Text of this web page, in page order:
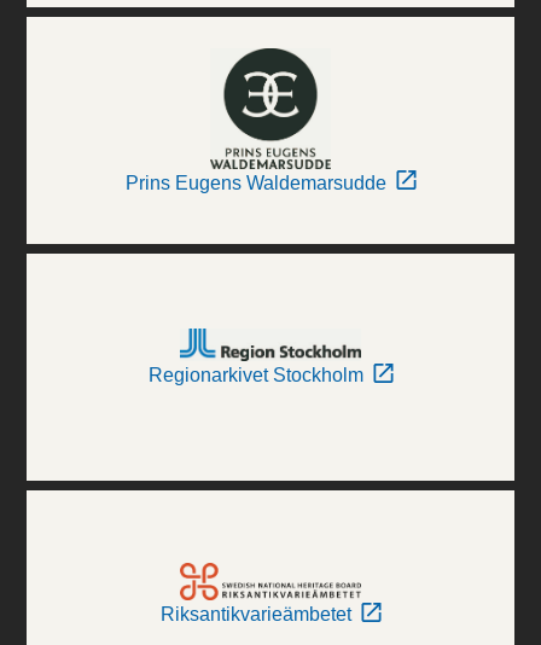
Prins Eugens Waldemarsudde
Regionarkivet Stockholm
Riksantikvarieämbetet